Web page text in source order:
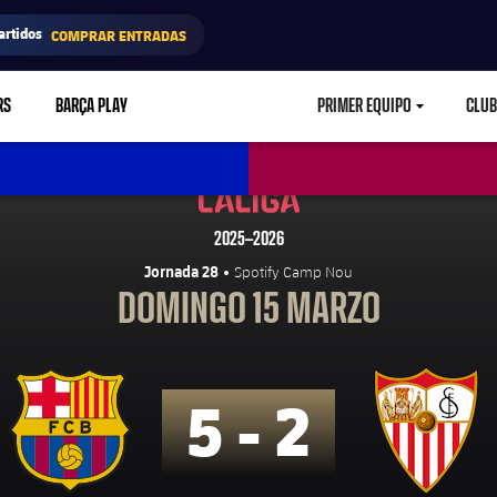
COMPRAR ENTRADAS
BARÇA PLAY PRIMER EQUIPO CLUB
2025–2026
Jornada 28 Spotify Camp Nou
DOMINGO 15 MARZO
5 - 2